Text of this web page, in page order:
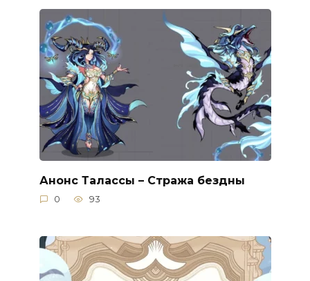
Анонс Талассы – Стража бездны
0 93